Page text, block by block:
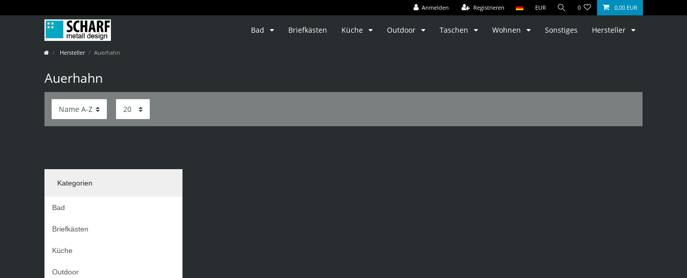
Anmelden Registrieren EUR 0 0,00 EUR
Bad Briefkästen Küche Outdoor Taschen Wohnen Sonstiges Hersteller
Hersteller Auerhahn
Auerhahn
Kategorien
Bad
Briefkästen
Küche
Outdoor